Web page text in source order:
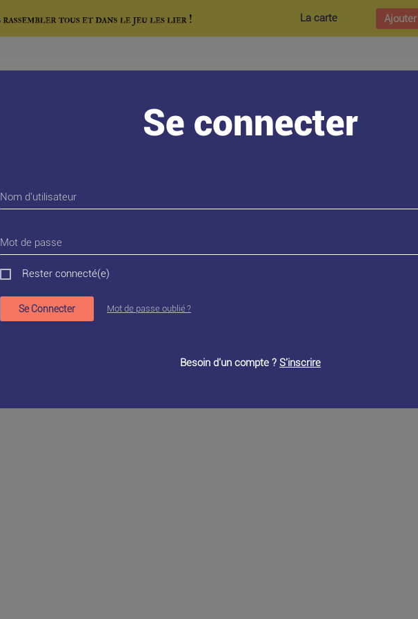
Se connecter
Nom d'utilisateur
Mot de passe
Rester connecté(e)
Se Connecter Mot de passe oublié ?
Besoin d'un compte ? S'inscrire
La carte